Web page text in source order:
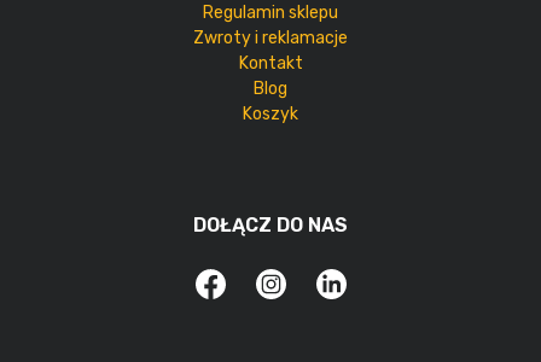
Regulamin sklepu
Zwroty i reklamacje
Kontakt
Blog
Koszyk
DOŁĄCZ DO NAS